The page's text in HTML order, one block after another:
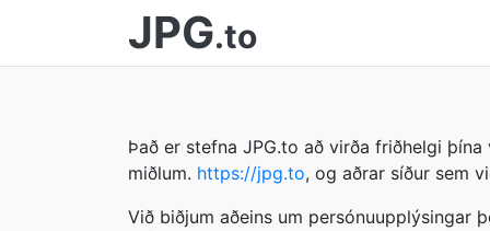
JPG.to
Það er stefna JPG.to að virða friðhelgi
miðlum. https://jpg.to, og aðrar síður sem
Við biðjum aðeins um